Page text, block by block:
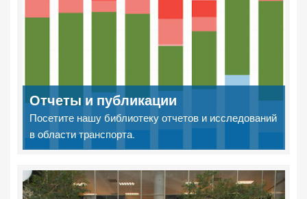
Отчеты и публикации
Посетите нашу библиотеку отчетов и исследований
в области транспорта.